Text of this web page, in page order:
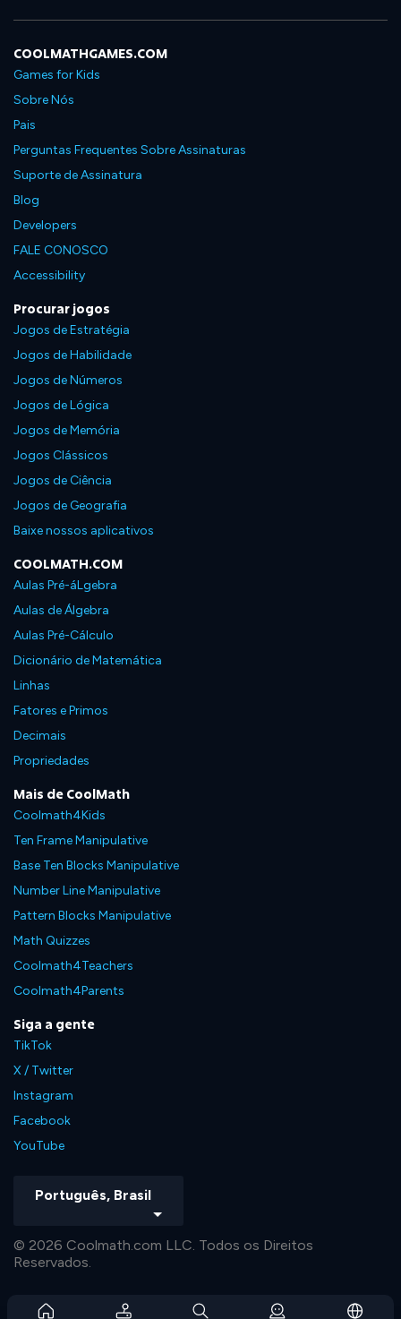
COOLMATHGAMES.COM
Games for Kids
Sobre Nós
Pais
Perguntas Frequentes Sobre Assinaturas
Suporte de Assinatura
Blog
Developers
FALE CONOSCO
Accessibility
Procurar jogos
Jogos de Estratégia
Jogos de Habilidade
Jogos de Números
Jogos de Lógica
Jogos de Memória
Jogos Clássicos
Jogos de Ciência
Jogos de Geografia
Baixe nossos aplicativos
COOLMATH.COM
Aulas Pré-áLgebra
Aulas de Álgebra
Aulas Pré-Cálculo
Dicionário de Matemática
Linhas
Fatores e Primos
Decimais
Propriedades
Mais de CoolMath
Coolmath4Kids
Ten Frame Manipulative
Base Ten Blocks Manipulative
Number Line Manipulative
Pattern Blocks Manipulative
Math Quizzes
Coolmath4Teachers
Coolmath4Parents
Siga a gente
TikTok
X / Twitter
Instagram
Facebook
YouTube
Português, Brasil
© 2026 Coolmath.com LLC. Todos os Direitos
Reservados.